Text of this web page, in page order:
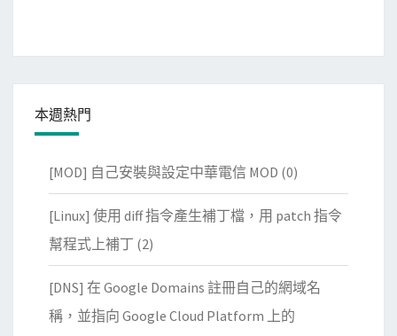
本週熱門
[MOD] 自己安裝與設定中華電信 MOD (0)
[Linux] 使用 diff 指令產生補丁檔，用 patch 指令
幫程式上補丁 (2)
[DNS] 在 Google Domains 註冊自己的網域名
稱，並指向 Google Cloud Platform 上的